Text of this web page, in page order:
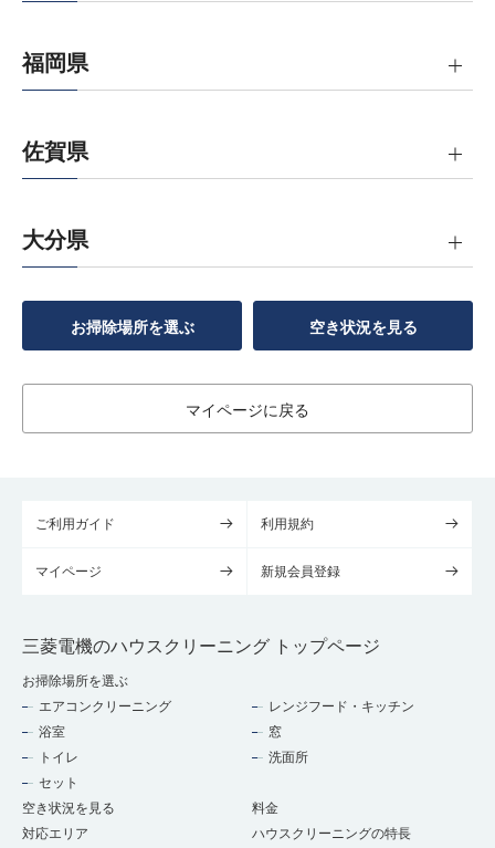
福岡県
佐賀県
大分県
お掃除場所を選ぶ 空き状況を見る
マイページに戻る
ご利用ガイド 利用規約
マイページ 新規会員登録
三菱電機のハウスクリーニング トップページ
お掃除場所を選ぶ
エアコンクリーニング
レンジフード・キッチン
浴室
窓
トイレ
洗面所
セット
空き状況を見る
料金
対応エリア
ハウスクリーニングの特長